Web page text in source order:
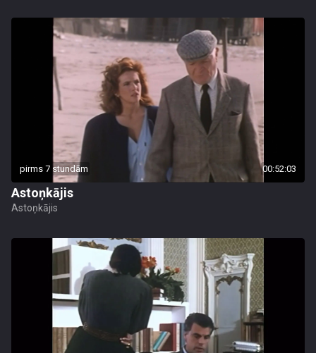
pirms 7 stundām 00:52:03
Astoņkājis
Astoņkājis